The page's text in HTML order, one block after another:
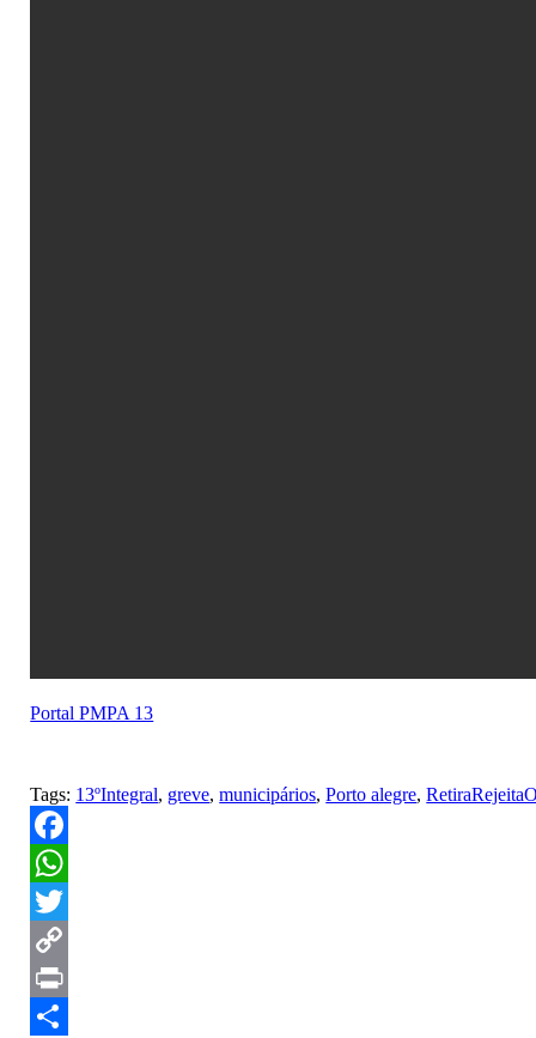
Portal PMPA 13
Tags: 13ºIntegral, greve,municipários,Porto alegre,
Facebook
WhatsApp
Twitter
Copy
Link
Print